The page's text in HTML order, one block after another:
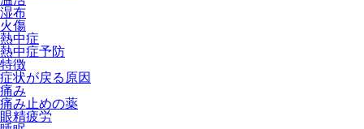
湿布
火傷
熱中症
熱中症予防
特徴
症状が戻る原因
痛み
痛み止めの薬
眼精疲労